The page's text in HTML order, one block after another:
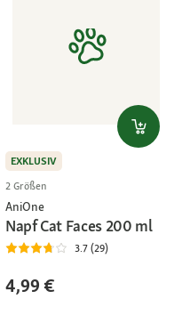
EXKLUSIV
2 Größen
AniOne
Napf Cat Faces 200 ml
3.7 (29)
4,99 €